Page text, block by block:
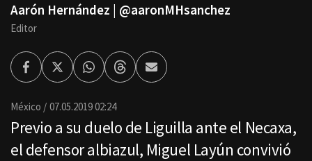
Aarón Hernández | @aaronMHsanchez
Editor
FacebookTwitterWhatsappThreadsEnviar
por
México 07.05.2019 02:24
Previo a su duelo de Liguilla ante el Necaxa,
el defensor albiazul, Miguel Layún convivió